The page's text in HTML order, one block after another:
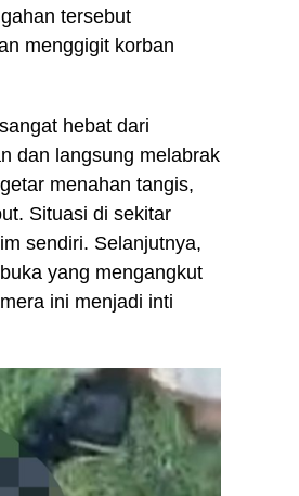
tersebut
menggigit korban
hebat dari
dan langsung melabrak
menahan tangis,
Situasi di sekitar
sendiri. Selanjutnya,
yang mengangkut
ini menjadi inti